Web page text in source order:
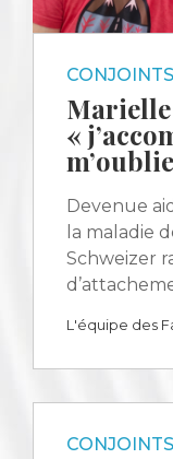
Marielle
«
Devenue
la maladie
Schweizer
L'équipe des